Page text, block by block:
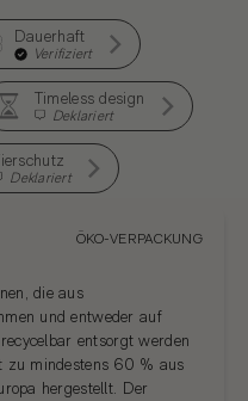
Dauerhaft
Verifiziert
Timeless design
Deklariert
Deklariert
ÖKO-VERPACKUNG
die aus
und entweder auf
entsorgt werden
zu mindestens 60 % aus
hergestellt. Der